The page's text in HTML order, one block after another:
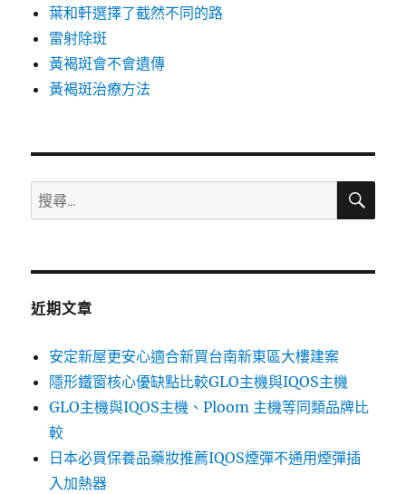
葉和軒選擇了截然不同的路
雷射除斑
黃褐斑會不會遺傳
黃褐斑治療方法
搜
尋
鍵
搜
近期文章
安定新屋更安心適合新買台南新東區大樓建案
隱形鐵窗核心優缺點比較GLO主機與IQOS主機
GLO主機與IQOS主機、Ploom 主機等同類品牌比
較
日本必買保養品藥妝推薦IQOS煙彈不通用煙彈插
入加熱器